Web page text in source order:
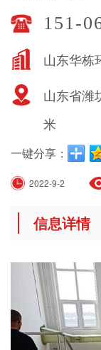
151-
山东华栋
山东省潍
米
一键分享：
2022-9-2
信息详情